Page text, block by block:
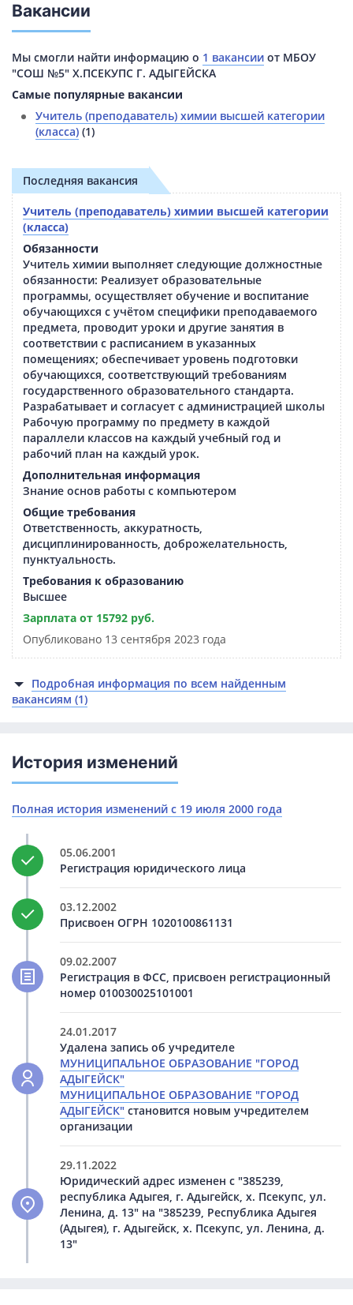
Вакансии
Мы смогли найти информацию о 1 вакансии от МБОУ
"СОШ №5" Х.ПСЕКУПС Г. АДЫГЕЙСКА
Самые популярные вакансии
Учитель (преподаватель) химии высшей категории
(класса) (1)
Последняя вакансия
Учитель (преподаватель) химии высшей категории
(класса)
Обязанности
Учитель химии выполняет следующие должностные
обязанности: Реализует образовательные
программы, осуществляет обучение и воспитание
обучающихся с учётом специфики преподаваемого
предмета, проводит уроки и другие занятия в
соответствии с расписанием в указанных
помещениях; обеспечивает уровень подготовки
обучающихся, соответствующий требованиям
государственного образовательного стандарта.
Разрабатывает и согласует с администрацией школы
Рабочую программу по предмету в каждой
параллели классов на каждый учебный год и
рабочий план на каждый урок.
Дополнительная информация
Знание основ работы с компьютером
Общие требования
Ответственность, аккуратность,
дисциплинированность, доброжелательность,
пунктуальность.
Требования к образованию
Высшее
Зарплата от 15792 руб.
Опубликовано 13 сентября 2023 года
Подробная информация по всем найденным
вакансиям (1)
История изменений
Полная история изменений с 19 июля 2000 года
05.06.2001
Регистрация юридического лица
03.12.2002
Присвоен ОГРН 1020100861131
09.02.2007
Регистрация в ФСС, присвоен регистрационный
номер 010030025101001
24.01.2017
Удалена запись об учредителе
МУНИЦИПАЛЬНОЕ ОБРАЗОВАНИЕ "ГОРОД
АДЫГЕЙСК"
МУНИЦИПАЛЬНОЕ ОБРАЗОВАНИЕ "ГОРОД
АДЫГЕЙСК" становится новым учредителем
организации
29.11.2022
Юридический адрес изменен с "385239,
республика Адыгея, г. Адыгейск, х. Псекупс, ул.
Ленина, д. 13" на "385239, Республика Адыгея
(Адыгея), г. Адыгейск, х. Псекупс, ул. Ленина, д.
13"